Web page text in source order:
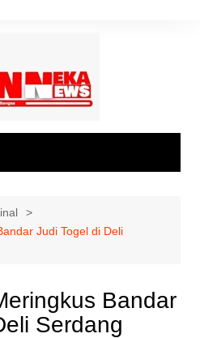
Judi Togel di Deli
Bandar
Serdang